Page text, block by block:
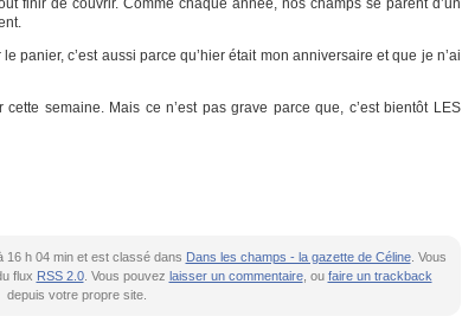
finir de couvrir. Comme chaque année, nos champs se parent d’un
panier, c’est aussi parce qu’hier était mon anniversaire et que je n’ai
semaine. Mais ce n’est pas grave parce que, c’est bientôt LES
16 h 04 min et est classé dans Dans les champs - la gazette de Céline. Vous
flux RSS 2.0. Vous pouvez laisser un commentaire, ou faire un trackback
depuis votre propre site.